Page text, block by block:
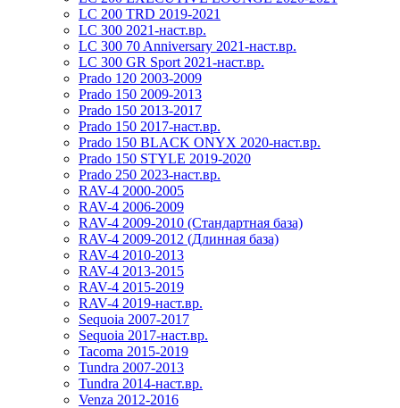
LC 200 TRD 2019-2021
LC 300 2021-наст.вр.
LC 300 70 Anniversary 2021-наст.вр.
LC 300 GR Sport 2021-наст.вр.
Prado 120 2003-2009
Prado 150 2009-2013
Prado 150 2013-2017
Prado 150 2017-наст.вр.
Prado 150 BLACK ONYX 2020-наст.вр.
Prado 150 STYLE 2019-2020
Prado 250 2023-наст.вр.
RAV-4 2000-2005
RAV-4 2006-2009
RAV-4 2009-2010 (Стандартная база)
RAV-4 2009-2012 (Длинная база)
RAV-4 2010-2013
RAV-4 2013-2015
RAV-4 2015-2019
RAV-4 2019-наст.вр.
Sequoia 2007-2017
Sequoia 2017-наст.вр.
Tacoma 2015-2019
Tundra 2007-2013
Tundra 2014-наст.вр.
Venza 2012-2016